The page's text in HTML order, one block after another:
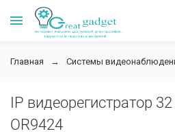
Главная Системы
IP видеорегистратор
OR9424